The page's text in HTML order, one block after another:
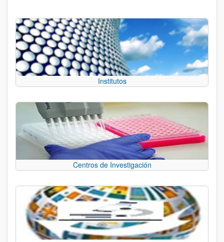
Institutos
Centros de Investigación